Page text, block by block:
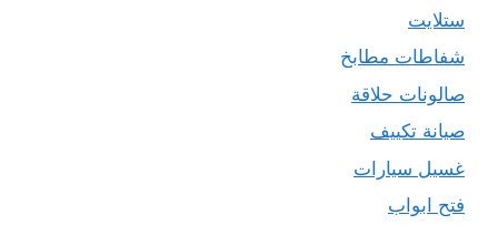
ستلايت
شفاطات مطابخ
صالونات حلاقة
صيانة تكييف
غسيل سيارات
فتح ابواب